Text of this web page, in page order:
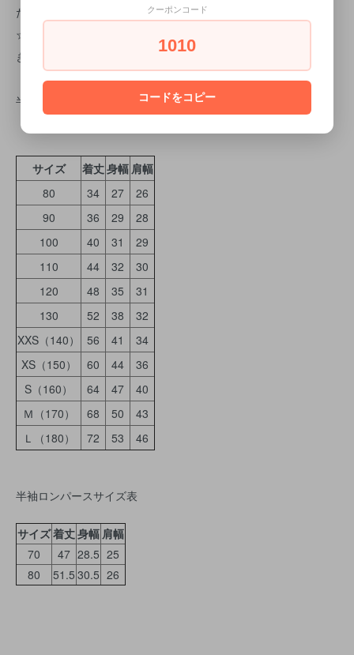
ださいませ。
☆手描きTシャツは1枚1枚洗いにかけている為 1枚1枚微妙に大
きさが異なるためご了承お願い致します。
半袖Ｔシャツサイズ表
サイズ 着丈身幅 肩幅
80
34 27
26
90
36 29
28
100
40 31
29
110
44 32
30
120
48 35
31
130
52 38
32
XXS（140）
56 41
34
XS（150）
60 44
36
S（160）
64 47
40
Ｍ（170）
68 50
43
Ｌ（180）
72 53 46
半袖ロンパースサイズ表
サイズ着丈身幅 肩幅
70
47 28.5 25
80
51.5 30.5 26
クーポンコード
1010
コードをコピー